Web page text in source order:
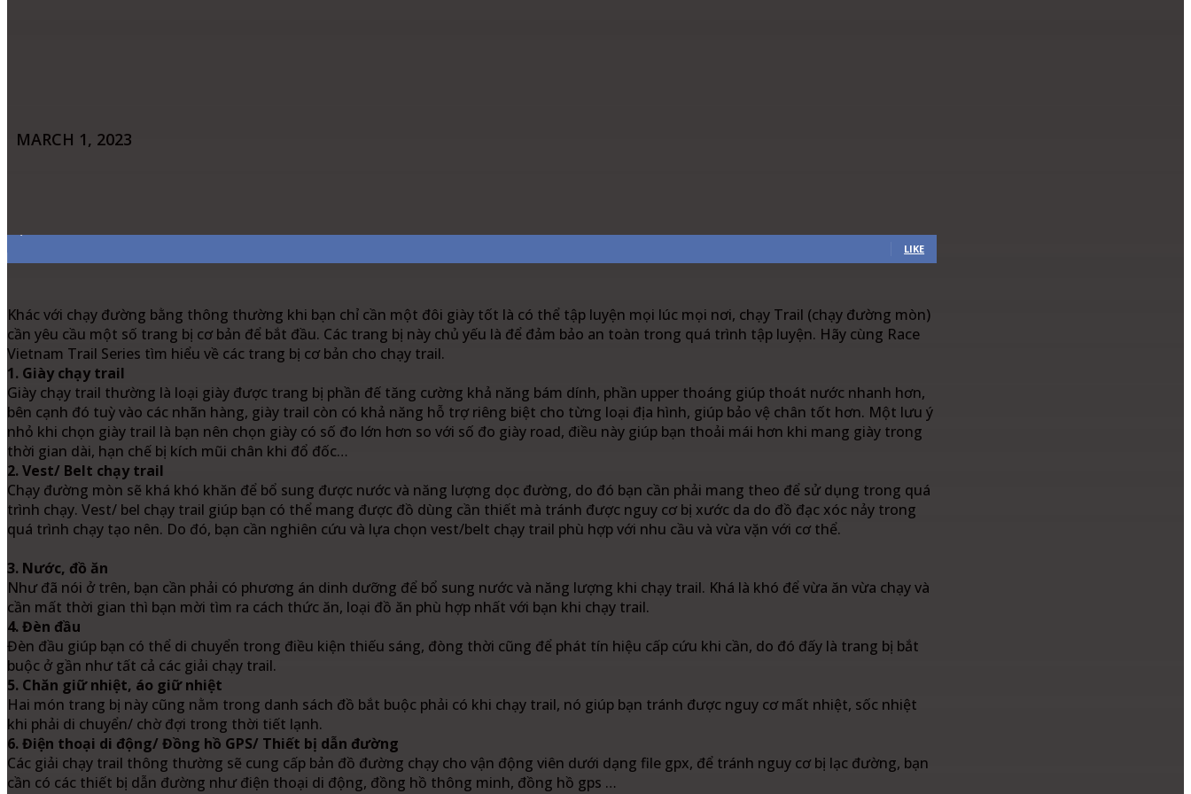
MARCH 1, 2023
LIKE
Khác với chạy đường bằng thông thường khi bạn chỉ cần một đôi giày tốt là có thể tập luyện mọi lúc mọi nơi, chạy Trail (chạy đường mòn)
cần yêu cầu một số trang bị cơ bản để bắt đầu. Các trang bị này chủ yếu là để đảm bảo an toàn trong quá trình tập luyện. Hãy cùng Race
Vietnam Trail Series tìm hiểu về các trang bị cơ bản cho chạy trail.
1. Giày chạy trail
Giày chạy trail thường là loại giày được trang bị phần đế tăng cường khả năng bám dính, phần upper thoáng giúp thoát nước nhanh hơn,
bên cạnh đó tuỳ vào các nhãn hàng, giày trail còn có khả năng hỗ trợ riêng biệt cho từng loại địa hình, giúp bảo vệ chân tốt hơn. Một lưu ý
nhỏ khi chọn giày trail là bạn nên chọn giày có số đo lớn hơn so với số đo giày road, điều này giúp bạn thoải mái hơn khi mang giày trong
thời gian dài, hạn chế bị kích mũi chân khi đổ đốc…
2. Vest/ Belt chạy trail
Chạy đường mòn sẽ khá khó khăn để bổ sung được nước và năng lượng dọc đường, do đó bạn cần phải mang theo để sử dụng trong quá
trình chạy. Vest/ bel chạy trail giúp bạn có thể mang được đồ dùng cần thiết mà tránh được nguy cơ bị xước da do đồ đạc xóc nảy trong
quá trình chạy tạo nên. Do đó, bạn cần nghiên cứu và lựa chọn vest/belt chạy trail phù hợp với nhu cầu và vừa vặn với cơ thể.
3. Nước, đồ ăn
Như đã nói ở trên, bạn cần phải có phương án dinh dưỡng để bổ sung nước và năng lượng khi chạy trail. Khá là khó để vừa ăn vừa chạy và
cần mất thời gian thì bạn mời tìm ra cách thức ăn, loại đồ ăn phù hợp nhất với bạn khi chạy trail.
4. Đèn đầu
Đèn đầu giúp bạn có thể di chuyển trong điều kiện thiếu sáng, đòng thời cũng để phát tín hiệu cấp cứu khi cần, do đó đấy là trang bị bắt
buộc ở gần như tất cả các giải chạy trail.
5. Chăn giữ nhiệt, áo giữ nhiệt
Hai món trang bị này cũng nằm trong danh sách đồ bắt buộc phải có khi chạy trail, nó giúp bạn tránh được nguy cơ mất nhiệt, sốc nhiệt
khi phải di chuyển/ chờ đợi trong thời tiết lạnh.
6. Điện thoại di động/ Đồng hồ GPS/ Thiết bị dẫn đường
Các giải chạy trail thông thường sẽ cung cấp bản đồ đường chạy cho vận động viên dưới dạng file gpx, để tránh nguy cơ bị lạc đường, bạn
cần có các thiết bị dẫn đường như điện thoại di động, đồng hồ thông minh, đồng hồ gps …